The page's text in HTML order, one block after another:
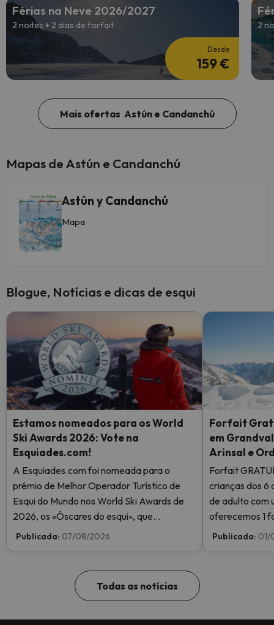
Férias na Neve 2026/2027
2 noites + 2 dias de forfait
Desde
159 €
2
Mais ofertas Astún e Candanchú
Mapas de Astún e Candanchú
Astún y Candanchú
Mapa
Blogue, Notícias e dicas de esqui
Estamos nomeados para os World
Ski Awards 2026: Vote na
Esquiades.com!
A Esquiades.com foi nomeada para o
prémio de Melhor Operador Turístico de
Esqui do Mundo nos World Ski Awards de
2026, os «Óscares do esqui», que
reconhecem a excelência na indústria do
Publicada: 07/08/2026
Forfait
em
Arinsal e
Forfait
crianças dos 6
de adulto com
oferecemos 1
Publicada: 01/
Todas as notícias